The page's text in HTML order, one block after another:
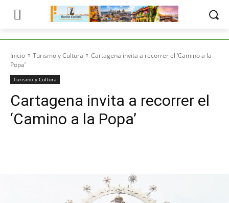
Inicio Turismo y Cultura
Cartagena invita a recorrer el ‘Camino a la
Popa’
Turismo y Cultura
Cartagena invita a recorrer el
‘Camino a la Popa’